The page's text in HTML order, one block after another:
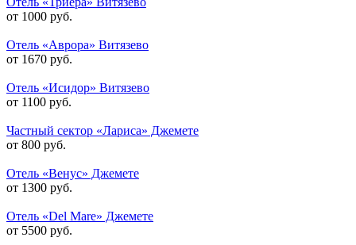
от 1000 руб.
Отель «Аврора» Витязево
от 1670 руб.
Отель «Исидор» Витязево
от 1100 руб.
Частный сектор «Лариса» Джемете
от 800 руб.
Отель «Венус» Джемете
от 1300 руб.
Отель «Del Mare» Джемете
от 5500 руб.